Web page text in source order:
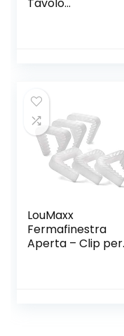
Tavolo
e Alla
Corrosione,Adatto
per
Mobili,Armadi,Tavo
li da Pranzo,Porte
in Legno
LouMaxx
Fermafinestra
Aperta – Clip per